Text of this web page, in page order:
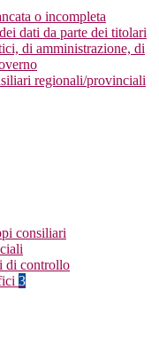
o incompleta
dati da parte dei titolari
di amministrazione, di
regionali/provinciali
consiliari
di controllo
3